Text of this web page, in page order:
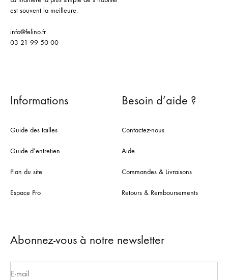
est souvent la meilleure.
info@felino.fr
03 21 99 50 00
Informations
Guide des tailles
Guide d’entretien
Plan du site
Espace Pro
Besoin d’aide ?
Contactez-nous
Aide
Commandes & Livraisons
Retours & Remboursements
Abonnez-vous à notre newsletter